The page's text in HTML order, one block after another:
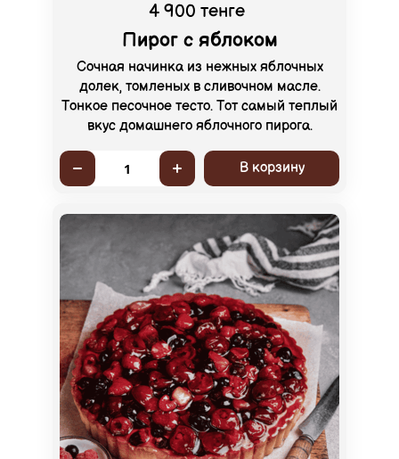
4 900 тенге
Пирог с яблоком
Сочная начинка из нежных яблочных
долек, томленых в сливочном масле.
Тонкое песочное тесто. Тот самый теплый
вкус домашнего яблочного пирога.
1 В корзину